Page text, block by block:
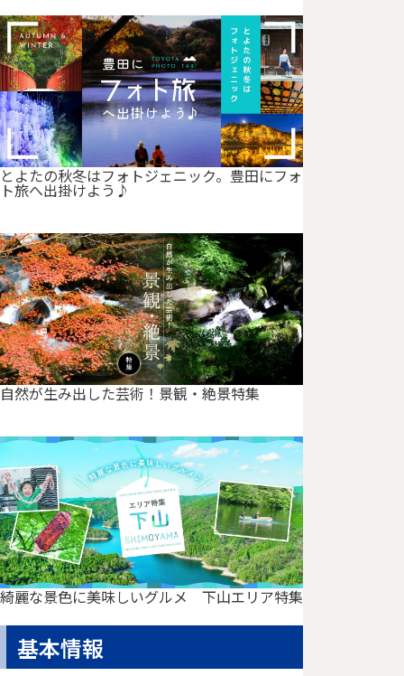
とよたの秋冬はフォトジェニック。豊田にフォ
ト旅へ出掛けよう♪
自然が生み出した芸術！景観・絶景特集
綺麗な景色に美味しいグルメ 下山エリア特集
基本情報
ニック。
豊田にフ
ォト旅へ
出掛けよ
う♪
愛知県豊田
市には、日
本屈指の紅
はもちろ
ん、紅葉…
自然が生
み出した
芸術！景
観・絶景
特集
すめのとっ
ておき景
観・絶景ス
ポットをセ
レクト！自
然が織…
綺麗な景
色に美味
メ 下山